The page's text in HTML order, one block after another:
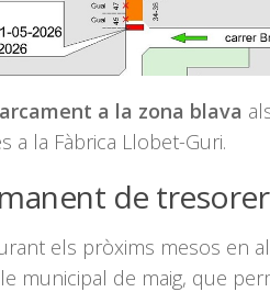
a la zona blava
a la Fàbrica Llobet-Guri.
de
els pròxims mesos en
municipal de maig, que